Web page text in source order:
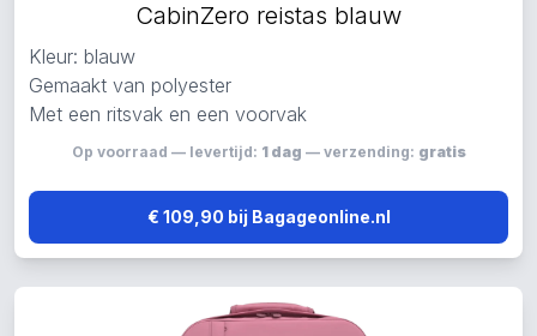
CabinZero reistas blauw
Kleur: blauw
Gemaakt van polyester
Met een ritsvak en een voorvak
Op voorraad — levertijd: 1 dag — verzending: gratis
€ 109,90 bij Bagageonline.nl